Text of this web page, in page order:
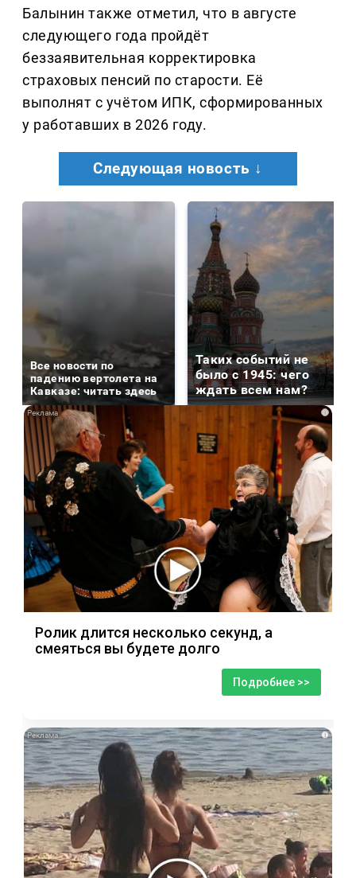
Балынин также отметил, что в августе
следующего года пройдёт
беззаявительная корректировка
страховых пенсий по старости. Её
выполнят с учётом ИПК, сформированных
у работавших в 2026 году.
Следующая новость ↓
Все новости по
падению вертолета на
Кавказе: читать здесь
Таких событий не
было с 1945: чего
ждать всем нам?
i
Ролик длится несколько секунд, а
смеяться вы будете долго
Подробнее >>
i